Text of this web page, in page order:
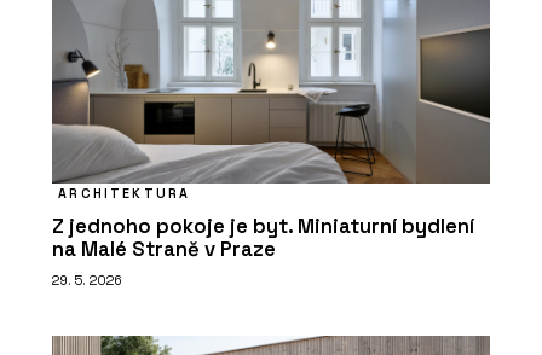
ARCHITEKTURA
Z jednoho pokoje je byt. Miniaturní bydlení
na Malé Straně v Praze
29. 5. 2026